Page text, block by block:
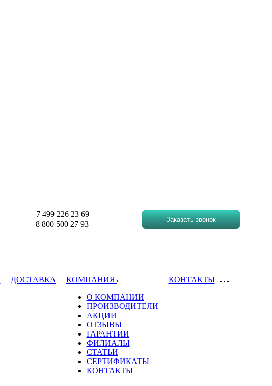
+7 499 226 23 69
8 800 500 27 93
Заказать звонок
ДОСТАВКА
КОМПАНИЯ
О КОМПАНИИ
ПРОИЗВОДИТЕЛИ
АКЦИИ
ОТЗЫВЫ
ГАРАНТИИ
ФИЛИАЛЫ
СТАТЬИ
СЕРТИФИКАТЫ
КОНТАКТЫ
КОНТАКТЫ